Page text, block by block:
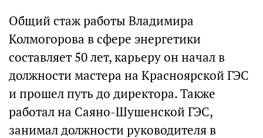
Общий стаж работы Владимира
Колмогорова в сфере энергетики
составляет 50 лет, карьеру он начал в
должности мастера на Красноярской ГЭС
и прошел путь до директора. Также
работал на Саяно-Шушенской ГЭС,
занимал должности руководителя в